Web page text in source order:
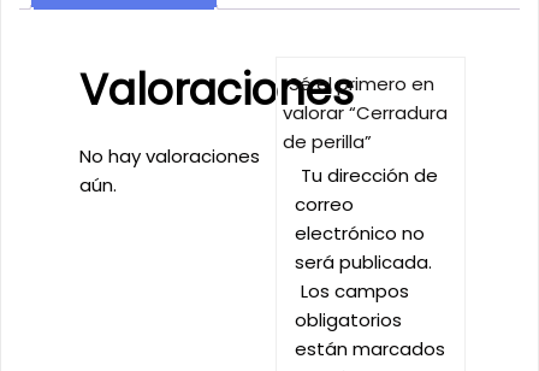
Valoraciones
No hay valoraciones
aún.
Sé el primero en
valorar “Cerradura
de perilla”
Tu dirección de
correo
electrónico no
será publicada.
Los campos
obligatorios
están marcados